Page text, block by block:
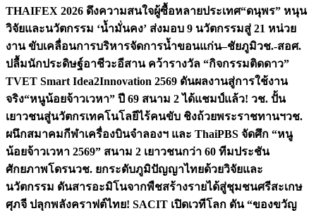
THAIFEX 2026 ดึงความสนใจผู้ซื้อหลายประเทศ“ดนุพร” หนุน
วิจัยและนวัตกรรม ‘น้ำมั่นคง’ ส่งมอบ 9 นวัตกรรมสู่ 21 หน่วย
งาน ขับเคลื่อนการบริหารจัดการน้ำขอนแก่น–ชัยภูมิวช.-สอศ.
ปลื้มนักประดิษฐ์อาชีวะอีสาน คว้ารางวัล “กิจกรรมติดดาว”
TVET Smart Idea2Innovation 2569 ดันผลงานสู่การใช้งาน
จริง“หนูน้อยจ้าวเวหา” ปี 69 สนาม 2 ได้แชมป์แล้ว! วช. ปั้น
เยาวชนสู่นวัตกรเทคโนโลยีไร้คนขับ ชิงถ้วยพระราชทานฯวช.
ผนึกสมาคมกีฬาเครื่องบินจำลองฯ และ ThaiPBS จัดศึก “หนู
น้อยจ้าวเวหา 2569” สนาม 2 เยาวชนกว่า 60 ทีมประชัน
ศักยภาพโดรนวช. ยกระดับภูมิปัญญาไทยด้วยวิจัยและ
นวัตกรรม ดันสารอะมิโนจากพืชสร้างรายได้สู่ชุมชนศรีสะเกษ
ศุภจี ปลุกพลังคราฟต์ไทย! SACIT เปิดเวทีโลก ดัน “ของขวัญ